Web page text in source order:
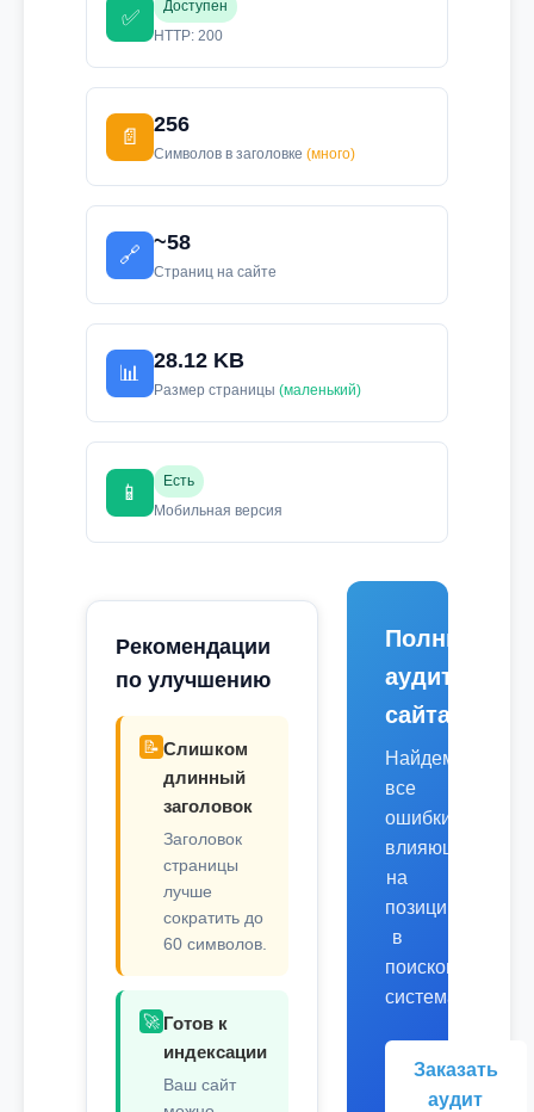
✅
Доступен
HTTP: 200
📄
256
Символов в заголовке (много)
🔗
~58
Страниц на сайте
📊
28.12 KB
Размер страницы (маленький)
📱
Есть
Мобильная версия
Рекомендации
по улучшению
📝 Слишком
длинный
заголовок
Заголовок
страницы
лучше
сократить до
60 символов.
🚀 Готов к
индексации
Ваш сайт
Полный
аудит
сайта
Найдем
все
ошибки,
влияющие
на
позиции
в
поисковых
системах.
Заказать
аудит